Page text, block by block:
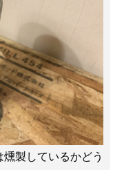
製しているかどう